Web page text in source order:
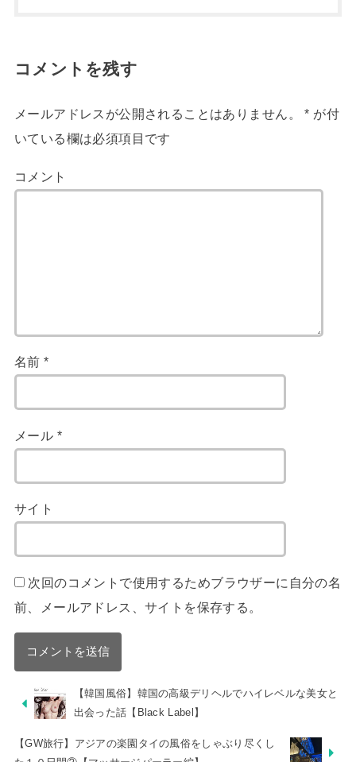
コメントを残す
メールアドレスが公開されることはありません。 * が付
いている欄は必須項目です
コメント
名前*
メール *
サイト
次回のコメントで使用するためブラウザーに自分の名
前、メールアドレス、サイトを保存する。
【韓国風俗】韓国の高級デリヘルでハイレベルな美女と
出会った話【Black Label】
【GW旅行】アジアの楽園タイの風俗をしゃぶり尽くし